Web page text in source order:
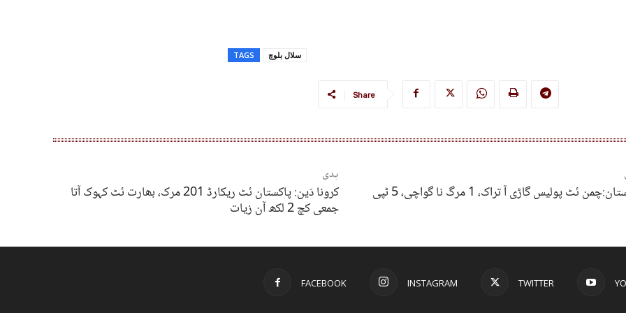
TAGS سلال بلوچ
Share
پدی
کرونا دَین: پاکستان ئٹ ریکارڈ 201 مرک، بھارت ئٹ کہوک آتا
جمعی کچ 2 لکھ آن زیات
ئٹ پولیس گاڑی آ تراک، 1 مرگ نا گواچی، 5 ٹپی
FACEBOOK INSTAGRAM TWITTER